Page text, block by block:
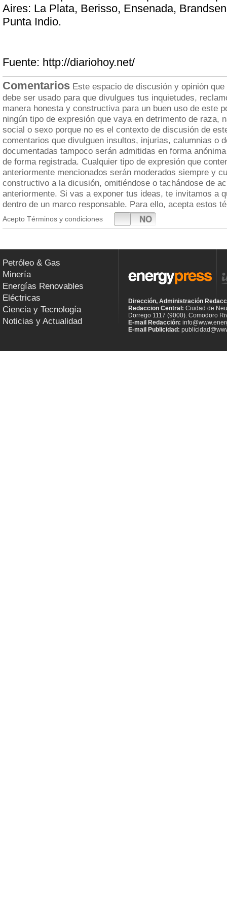
Aires: La Plata, Berisso, Ensenada,
Punta Indio.
Fuente: http://diariohoy.net/
Comentarios Este espacio de discusión y opinión
debe ser usado para que divulgues tus inquietudes,
manera honesta y constructiva para un buen uso de este
ningún tipo de expresión que vaya en detrimento de raza,
social o sexo porque no es el contexto de discusión de
comentarios que divulguen insultos, injurias, calumnias o
documentadas tampoco serán admitidas en forma
de forma registrada. Cualquier tipo de expresión que
anteriormente mencionados serán moderados siempre y
constructivo a la dicusión, omitiéndose o tachándose de
anteriormente. Si vas a exponer tus ideas, te invitamos a
dentro de un marco responsable. Para ello, acepta estos
Acepto Términos y condiciones NO
SI
Petróleo & Gas
Minería
Energías Renovables
Eléctricas
Ciencia y Tecnología
Noticias y Actualidad
Dirección, Administración
Redaccion Central: Ciudad de
Dorrego 1117 (9000). Comodoro
E-mail Redacción:
E-mail Publicidad: